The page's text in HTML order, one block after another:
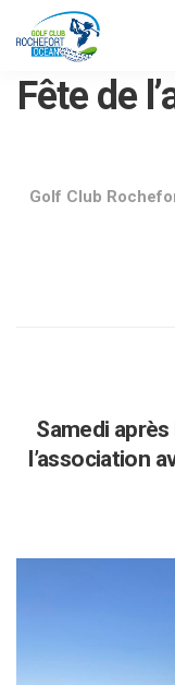
Fête de
Golf Club
Samedi
l’association